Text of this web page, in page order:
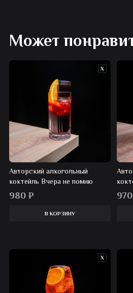
Может
Авторский алкогольный
коктейль Вчера не помню
980 ₽
В КОРЗИНУ